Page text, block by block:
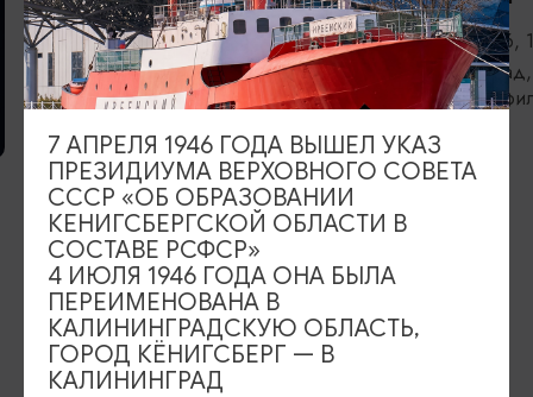
Прикосновение
06.08.2026 - 05.09.2026
Калининград, Калининградский
областной историко-художественный
музей
06.09.2026,
областная
7 АПРЕЛЯ 1946 ГОДА ВЫШЕЛ УКАЗ
ПРЕЗИДИУМА ВЕРХОВНОГО СОВЕТА
СССР «ОБ ОБРАЗОВАНИИ
КЕНИГСБЕРГСКОЙ ОБЛАСТИ В
СОСТАВЕ РСФСР»
4 ИЮЛЯ 1946 ГОДА ОНА БЫЛА
ПЕРЕИМЕНОВАНА В
КАЛИНИНГРАДСКУЮ ОБЛАСТЬ,
ГОРОД КЁНИГСБЕРГ — В
КАЛИНИНГРАД